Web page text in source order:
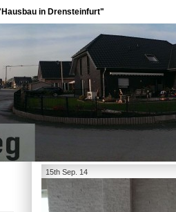
in Drensteinfurt"
15th Sep. 14